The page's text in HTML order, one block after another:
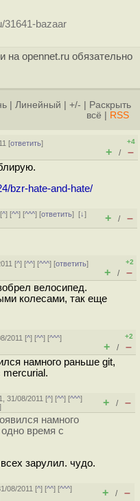
31641-bazaar
на opennet.ru обязательно
Линейный +/-
Раскрыть
всё
RSS
[ответить]
+4
+ / –
bzr-hate-and-hate/
^] [^^] [^^^] [ответить][↓]
+ / –
[^] [^^] [^^^] [ответить]
+2
+ / –
велосипед.
колесами, так еще
2011 [^] [^^] [^^^]
+2
+ / –
намного раньше git,
mercurial.
31/08/2011 [^] [^^] [^^^]
] + / –
намного
время с
зарулил. чудо.
08/2011 [^] [^^] [^^^]
+ / –